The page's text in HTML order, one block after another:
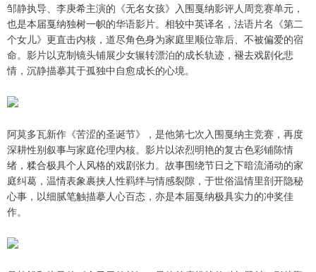
邹静执导、李庚希主演的《无名女孩》入围戛纳影评人周竞赛单元，
也是本届戛纳独树一帜的华语影片。相较中英译名，法语片名《第二
个女儿》更直击内核，道尽角色身为家庭里顺位靠后、不被偏爱的宿
命。影片以克制镜头铺展少女辗转漂泊的成长轨迹，褪去戏剧化悲
情，沉静描摹其于孤独中自愈成长的心境。
阿莫多瓦新作《苦涩的圣诞节》，是他第七次入围戛纳主竞赛，再度
深耕性别叙事与家庭伦理内核。影片以浓烈明艳的复古色彩铺陈情
绪，糅合极具个人风格的戏剧张力。故事围绕节日之下暗流涌动的家
庭纠葛，温情表象裹挟人性羁绊与情感裂隙，于世俗温情里剖开隐秘
心事，以细腻笔触描摹人心百态，亦是本届戛纳极具实力的冲奖佳
作。